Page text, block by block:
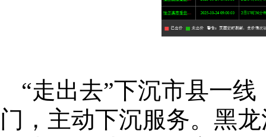
“走出去”下沉市县一
门，主动下沉服务。黑